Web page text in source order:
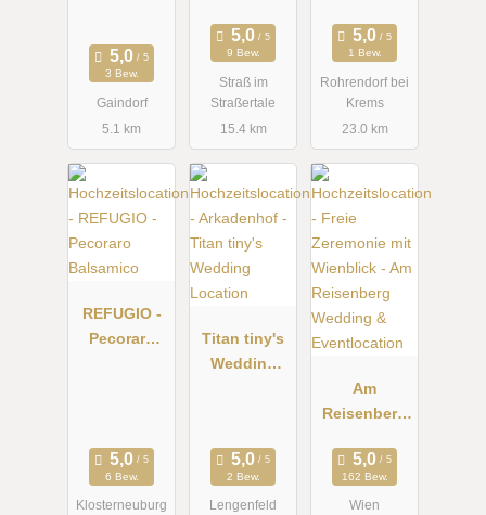
3 Bew.
Gaindorf
5.1 km
9 Bew.
Straß im
Straßertale
15.4 km
1 Bew.
Rohrendorf bei
Krems
23.0 km
REFUGIO -
Pecoraro
6 Bew.
Klosterneuburg
Titan tiny's
Wedding
2 Bew.
Lengenfeld
Am
Reisenberg
Eventlocatio
n
162 Bew.
Wien